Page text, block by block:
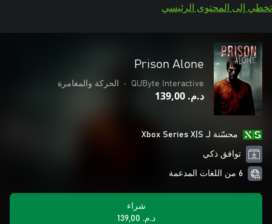
تخطي إلى المحتوى الرئيسي
Prison Alone
QUByte Interactive
• الحركة والمغامرة
د.م.‏ 139,00
محسّنة لـ Xbox Series X|S
توافق ذكي
6 من اللغات المدعمة
شراء
د.م.‏ 139,00